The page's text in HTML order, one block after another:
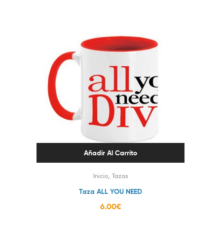
Añadir Al Carrito
Inicio, Tazas
Taza ALL YOU NEED
6.00€